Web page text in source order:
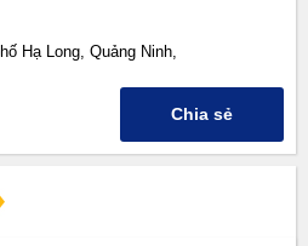
Hạ Long, Quảng Ninh,
Chia sẻ